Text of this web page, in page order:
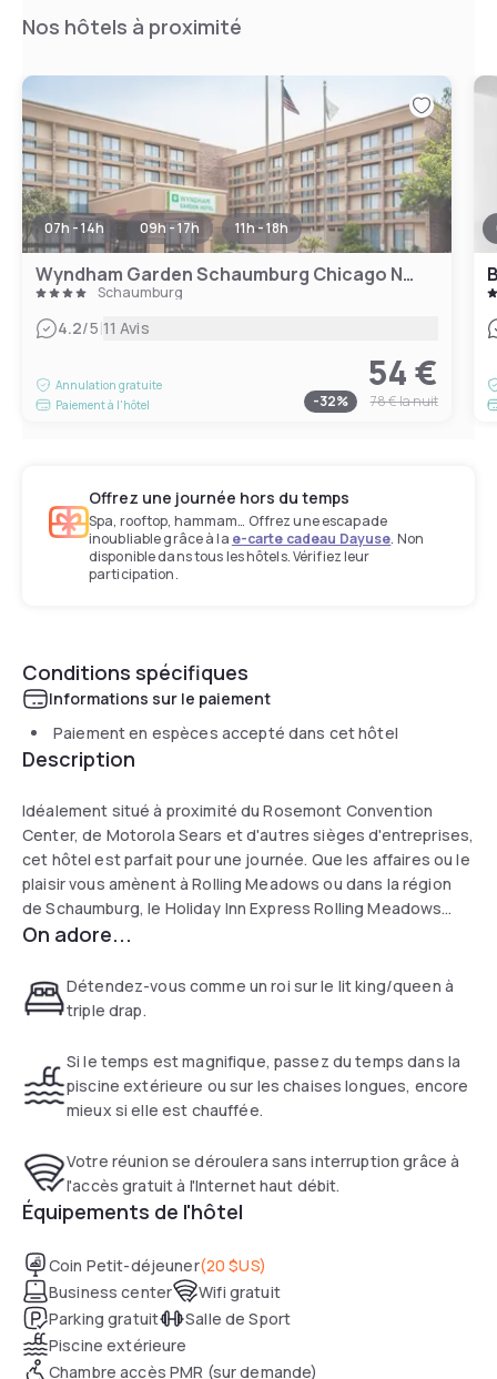
Nos hôtels à proximité
07h - 14h 09h - 17h 11h - 18h
Wyndham Garden Schaumburg Chicago Northwest
Schaumburg
4.2/5|11 Avis
Annulation gratuite
Paiement à l'hôtel
54 €
-32% 78 €la nuit
Offrez une journée hors du temps
Spa, rooftop, hammam… Offrez une escapade
inoubliable grâce à la e-carte cadeau Dayuse. Non
disponible dans tous les hôtels. Vérifiez leur
participation.
Conditions spécifiques
Informations sur le paiement
Paiement en espèces accepté dans cet hôtel
Description
Idéalement situé à proximité du Rosemont Convention
Center, de Motorola Sears et d'autres sièges d'entreprises,
cet hôtel est parfait pour une journée. Que les affaires ou le
plaisir vous amènent à Rolling Meadows ou dans la région
de Schaumburg, le Holiday Inn Express Rolling Meadows
Schaumburg répondra à vos besoins en vous proposant des
modernes pour votre confort et votre commodité. Le
centre de remise en forme et la piscine extérieure font de
On adore...
Détendez-vous comme un roi sur le lit king/queen à
triple drap.
Si le temps est magnifique, passez du temps dans la
piscine extérieure ou sur les chaises longues, encore
mieux si elle est chauffée.
Votre réunion se déroulera sans interruption grâce à
l'accès gratuit à l'Internet haut débit.
Équipements de l'hôtel
Coin Petit-déjeuner(20 $US)
Business center
Wifi gratuit
Parking gratuit
Salle de Sport
Piscine extérieure
Chambre accès PMR (sur demande)